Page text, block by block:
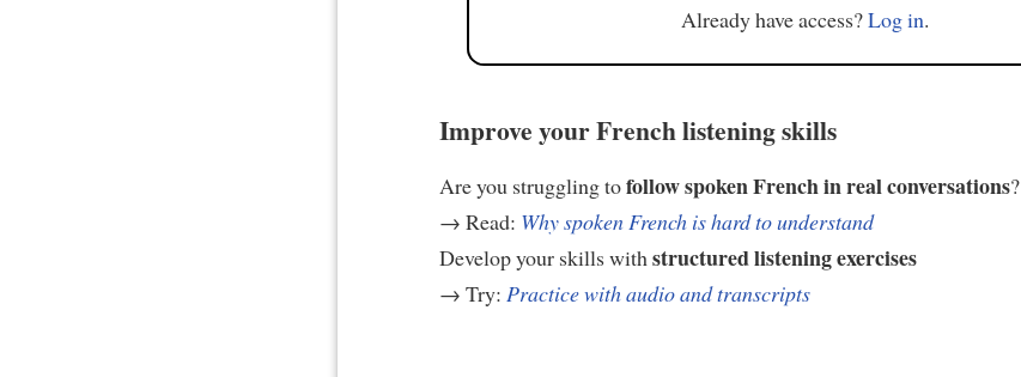
Already have access?Log in.
Improve your French listening skills
Are you struggling tofollow spoken French in real conversations?
→ Read: Why spoken French is hard to understand
Develop your skills with structured listening exercises
→ Try: Practice with audio and transcripts